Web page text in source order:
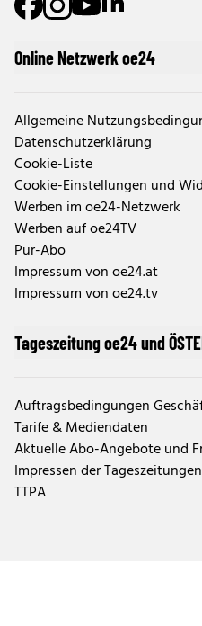
Online Netzwerk oe24
Allgemeine
Datenschutzerklärung
Cookie-Liste
Cookie-Einstellungen und
Werben im oe24-Netzwerk
Werben auf oe24TV
Pur-Abo
Impressum von oe24.at
Impressum von oe24.tv
Tageszeitung oe24 und
Auftragsbedingungen
Tarife & Mediendaten
Aktuelle Abo-Angebote und
Impressen der
TTPA